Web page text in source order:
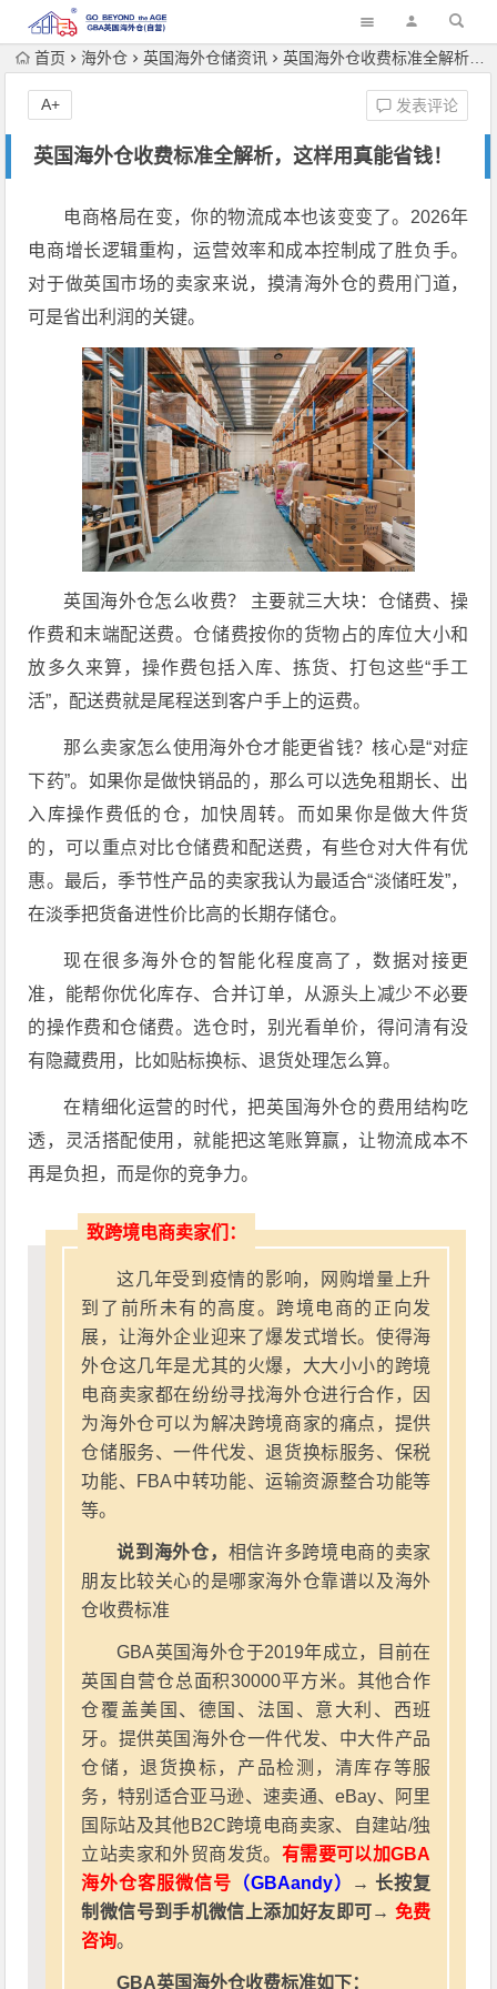
首页 海外仓 英国海外仓储资讯 英国海外仓收费标准全解析，这样用真能省钱！
英国海外仓收费标准全解析，这样用真能省钱！
发表评论
A+
电商格局在变，你的物流成本也该变变了。2026年
电商增长逻辑重构，运营效率和成本控制成了胜负手。
对于做英国市场的卖家来说，摸清海外仓的费用门道，
可是省出利润的关键。
英国海外仓怎么收费？ 主要就三大块：仓储费、操
作费和末端配送费。仓储费按你的货物占的库位大小和
放多久来算，操作费包括入库、拣货、打包这些“手工
活”，配送费就是尾程送到客户手上的运费。
那么卖家怎么使用海外仓才能更省钱？核心是“对症
下药”。如果你是做快销品的，那么可以选免租期长、出
入库操作费低的仓，加快周转。而如果你是做大件货
的，可以重点对比仓储费和配送费，有些仓对大件有优
惠。最后，季节性产品的卖家我认为最适合“淡储旺发”，
在淡季把货备进性价比高的长期存储仓。
现在很多海外仓的智能化程度高了，数据对接更
准，能帮你优化库存、合并订单，从源头上减少不必要
的操作费和仓储费。选仓时，别光看单价，得问清有没
有隐藏费用，比如贴标换标、退货处理怎么算。
在精细化运营的时代，把英国海外仓的费用结构吃
透，灵活搭配使用，就能把这笔账算赢，让物流成本不
再是负担，而是你的竞争力。
致跨境电商卖家们：
这几年受到疫情的影响，网购增量上升
到了前所未有的高度。跨境电商的正向发
展，让海外企业迎来了爆发式增长。使得海
外仓这几年是尤其的火爆，大大小小的跨境
电商卖家都在纷纷寻找海外仓进行合作，因
为海外仓可以为解决跨境商家的痛点，提供
仓储服务、一件代发、退货换标服务、保税
功能、FBA中转功能、运输资源整合功能等
等。
说到海外仓， 相信许多跨境电商的卖家
朋友比较关心的是哪家海外仓靠谱以及海外
仓收费标准
GBA英国海外仓于2019年成立，目前在
英国自营仓总面积30000平方米。其他合作
仓覆盖美国、德国、法国、意大利、西班
牙。提供英国海外仓一件代发、中大件产品
仓储，退货换标，产品检测，清库存等服
务，特别适合亚马逊、速卖通、eBay、阿里
国际站及其他B2C跨境电商卖家、自建站/独
立站卖家和外贸商发货。 有需要可以加GBA
海外仓客服微信号 （GBAandy）
→ 长按复
制微信号到手机微信上添加好友即可→ 免费
咨询。
GBA英国海外仓收费标准如下：